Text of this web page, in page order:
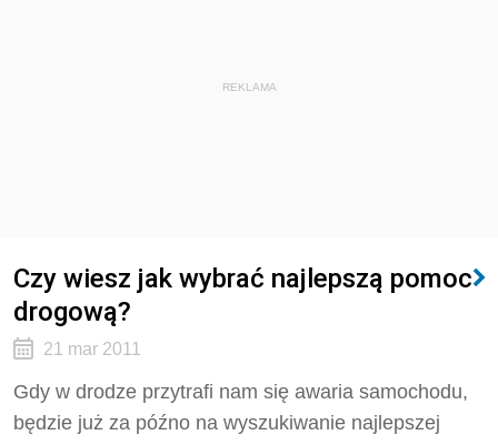
REKLAMA
Czy wiesz jak wybrać najlepszą pomoc
drogową?
21 mar 2011
Gdy w drodze przytrafi nam się awaria samochodu,
będzie już za późno na wyszukiwanie najlepszej